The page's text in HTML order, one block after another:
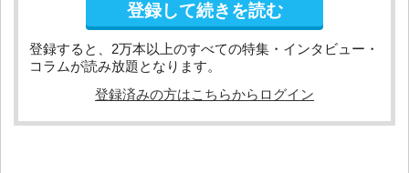
登録して続きを読む
登録すると、2万本以上のすべての特集・インタビュー・
コラムが読み放題となります。
登録済みの方はこちらからログイン